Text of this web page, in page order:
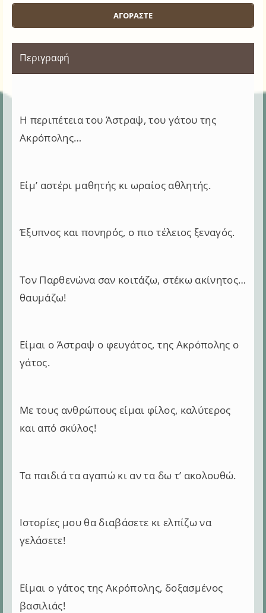
Περιγραφή
Η περιπέτεια του Άστραψ, του γάτου της
Ακρόπολης…
Είμ’ αστέρι μαθητής κι ωραίος αθλητής.
Έξυπνος και πονηρός, ο πιο τέλειος ξεναγός.
Τον Παρθενώνα σαν κοιτάζω, στέκω ακίνητος…
θαυμάζω!
Είμαι ο Άστραψ ο φευγάτος, της Ακρόπολης ο
γάτος.
Με τους ανθρώπους είμαι φίλος, καλύτερος
και από σκύλος!
Τα παιδιά τα αγαπώ κι αν τα δω τ’ ακολουθώ.
Ιστορίες μου θα διαβάσετε κι ελπίζω να
γελάσετε!
Είμαι ο γάτος της Ακρόπολης, δοξασμένος
βασιλιάς!